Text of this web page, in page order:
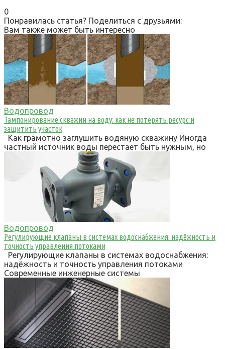
0
Понравилась статья? Поделиться с друзьями:
Вам также может быть интересно
Водопровод
Тампонирование скважин на воду: как не потерять ресурс и
защитить участок
Как грамотно заглушить водяную скважину Иногда
частный источник воды перестает быть нужным, но
Водопровод
Регулирующие клапаны в системах водоснабжения: надёжность и
точность управления потоками
Регулирующие клапаны в системах водоснабжения:
надёжность и точность управления потоками
Современные инженерные системы